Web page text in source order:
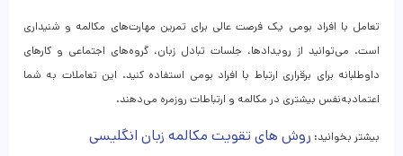
تعامل با افراد بومی یک فرصت عالی‌ برای تمرین مهارت‌های مکالمه و شنیداری
است. می‌توانید از رویدادها، جلسات تبادل زبان، گروه‌های اجتماعی و کارهای
داوطلبانه برای برقراری ارتباط با افراد بومی استفاده کنید. این تعاملات به شما
اعتمادبه‌نفس بیشتری در مکالمه و ارتباطات روزمره می‌دهند.
بیشتر بخوانید: روش های تقویت مکالمه زبان انگلیسی